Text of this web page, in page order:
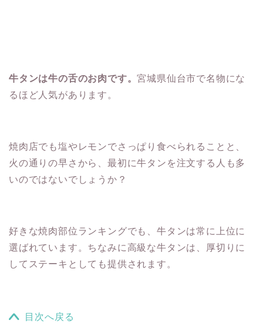
牛タンは牛の舌のお肉です。宮城県仙台市で名物にな
るほど人気があります。
焼肉店でも塩やレモンでさっぱり食べられることと、
火の通りの早さから、最初に牛タンを注文する人も多
いのではないでしょうか？
好きな焼肉部位ランキングでも、牛タンは常に上位に
選ばれています。ちなみに高級な牛タンは、厚切りに
してステーキとしても提供されます。
目次へ戻る